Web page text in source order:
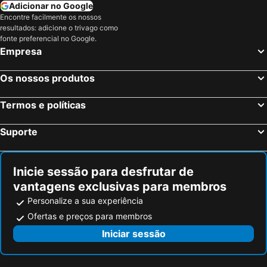
Teresópolis, Rio de Janeiro Hotéis
Mangaratiba, Rio de Janeiro Hotéis
Nova Iguaçu, Rio de Janeiro Hotéis
Fortaleza, Ceará Hotéis
Foz do Iguaçu, Paraná Hotéis
Porto de Galinhas, Pernambuco Hotéis
Porto Seguro, Bahia Hotéis
Adicionar no Google
Encontre facilmente os nossos
resultados: adicione o trivago como
fonte preferencial no Google.
Empresa
Os nossos produtos
Termos e políticas
Suporte
Inicie sessão para desfrutar de
vantagens exclusivas para membros
Personalize a sua experiência
Ofertas e preços para membros
Iniciar sessão